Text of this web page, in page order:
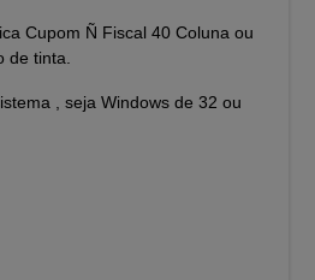
Cupom Ñ Fiscal 40 Coluna ou
de tinta.
, seja Windows de 32 ou